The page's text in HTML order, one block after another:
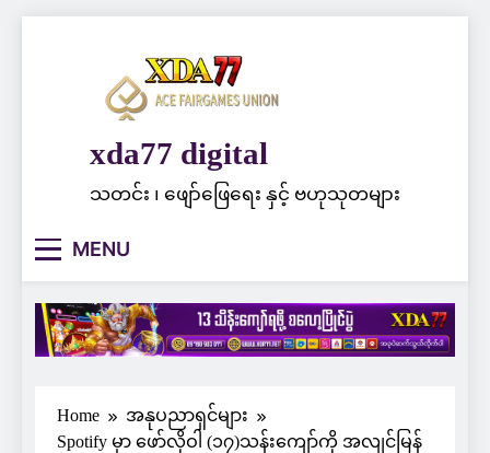
xda77 digital
သတင်း ၊ ဖျော်ဖြေရေး နှင့် ဗဟုသုတများ
MENU
Home
အနုပညာရှင်များ
Spotify မှာ ဖော်လိုဝါ (၁၇)သန်းကျော်ကို အလျင်မြန်